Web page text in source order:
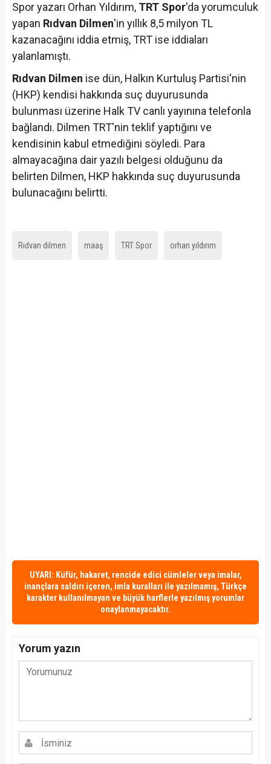
Spor yazarı Orhan Yıldırım, TRT Spor'da yorumculuk
yapan Rıdvan Dilmen'in yıllık 8,5 milyon TL
kazanacağını iddia etmiş, TRT ise iddiaları
yalanlamıştı.
Rıdvan Dilmen ise dün, Halkın Kurtuluş Partisi'nin
(HKP) kendisi hakkında suç duyurusunda
bulunması üzerine Halk TV canlı yayınına telefonla
bağlandı. Dilmen TRT'nin teklif yaptığını ve
kendisinin kabul etmediğini söyledi. Para
almayacağına dair yazılı belgesi olduğunu da
belirten Dilmen, HKP hakkında suç duyurusunda
bulunacağını belirtti.
Rıdvan dilmen maaş TRT Spor orhan yıldırım
UYARI: Küfür, hakaret, rencide edici cümleler veya imalar,
inançlara saldırı içeren, imla kuralları ile yazılmamış, Türkçe
karakter kullanılmayan ve büyük harflerle yazılmış yorumlar
onaylanmayacaktır.
Yorum yazın